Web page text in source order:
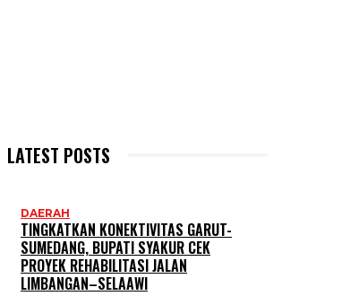
LATEST POSTS
DAERAH
TINGKATKAN KONEKTIVITAS GARUT-
SUMEDANG, BUPATI SYAKUR CEK
PROYEK REHABILITASI JALAN
LIMBANGAN–SELAAWI